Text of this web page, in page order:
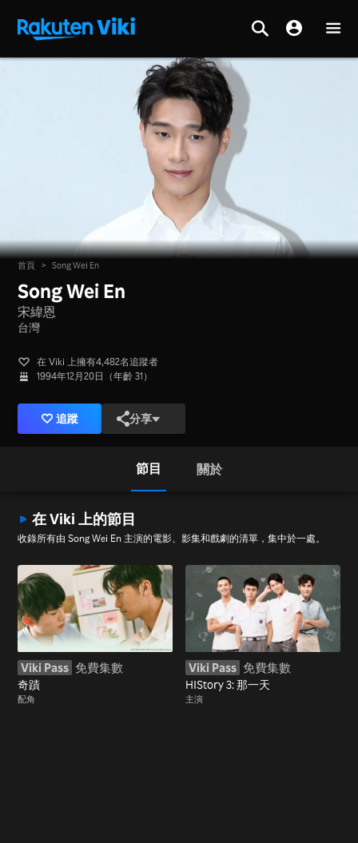
首頁 > Song Wei En
Song Wei En
宋緯恩
台灣
在 Viki 上擁有4,482名追蹤者
1994年12月20日（年齡 31）
追蹤 分享
節目 關於
在 Viki 上的節目
收錄所有由 Song Wei En 主演的電影、影集和戲劇的清單，集中於一處。
Viki Pass 免費集數
奇蹟
配角
Viki Pass 免費集數
HIStory 3: 那一天
主演